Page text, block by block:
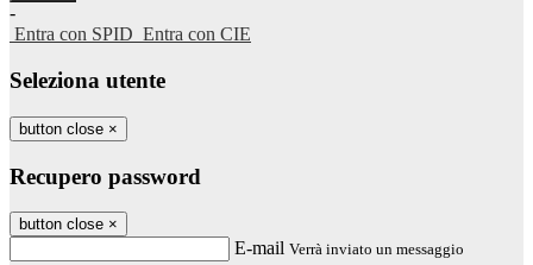
-
Entra con SPID Entra con CIE
Seleziona utente
button close ×
Recupero password
button close ×
E-mail Verrà inviato un messaggio